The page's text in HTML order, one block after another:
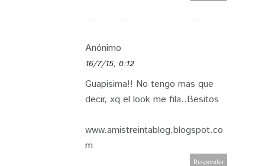
Anónimo
16/7/15, 0:12
Guapisima!! No tengo mas que
decir, xq el look me fila..Besitos
www.amistreintablog.blogspot.co
m
Responder